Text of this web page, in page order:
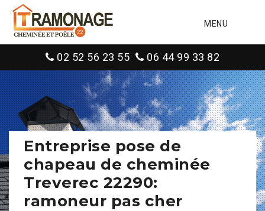
MENU
02 52 56 23 55 06 44 99 33 82
Entreprise pose de
chapeau de cheminée
Treverec 22290:
ramoneur pas cher